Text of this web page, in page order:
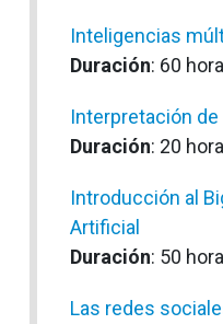
Inteligencias
Duración: 60
Interpretación de
Duración: 20
Introducción al
Artificial
Duración: 50
Las redes